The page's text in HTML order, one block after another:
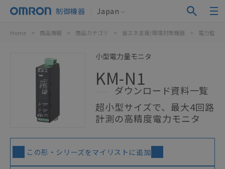
制御機器 Japan
Home > 商品情報 > 商品カテゴリ > 省エネ支援/環境対策機器 > 電力監視
小型電力量モニタ
KM-N1
ダウンロード資料一覧
超小型サイズで、最大4回路
計測の高精度電力モニタ
この形・シリーズをマイリストに追加